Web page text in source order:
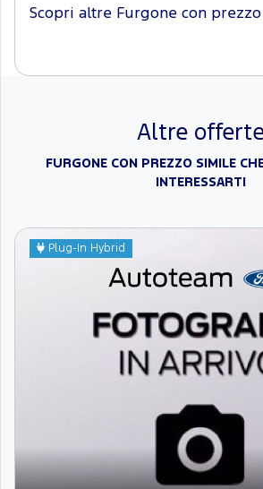
Scopri altre Furgone con
Altre
FURGONE CON PREZZO SIMILE
INTERESSARTI
Plug-In Hybrid